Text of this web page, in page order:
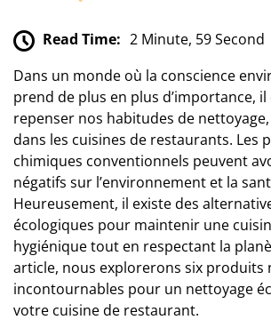
Read Time: 2 Minute, 59 Second
Dans un monde où la conscience
prend de plus en plus d’importance,
repenser nos habitudes de
dans les cuisines de restaurants. Les
chimiques conventionnels peuvent
négatifs sur l’environnement et la
Heureusement, il existe des
écologiques pour maintenir une
hygiénique tout en respectant la
article, nous explorerons six produits
incontournables pour un nettoyage
votre cuisine de restaurant.